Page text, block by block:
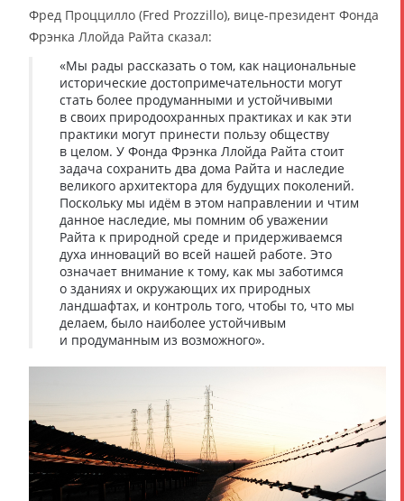
Фред Проццилло (Fred Prozzillo), вице-президент Фонда
Фрэнка Ллойда Райта сказал:
«Мы рады рассказать о том, как национальные
исторические достопримечательности могут
стать более продуманными и устойчивыми
в своих природоохранных практиках и как эти
практики могут принести пользу обществу
в целом. У Фонда Фрэнка Ллойда Райта стоит
задача сохранить два дома Райта и наследие
великого архитектора для будущих поколений.
Поскольку мы идём в этом направлении и чтим
данное наследие, мы помним об уважении
Райта к природной среде и придерживаемся
духа инноваций во всей нашей работе. Это
означает внимание к тому, как мы заботимся
о зданиях и окружающих их природных
ландшафтах, и контроль того, чтобы то, что мы
делаем, было наиболее устойчивым
и продуманным из возможного».